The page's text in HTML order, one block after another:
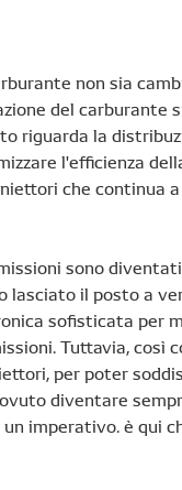
non sia
del carburante
riguarda la
l'efficienza
che continua
sono
lasciato il posto a
sofisticata per
Tuttavia, così
per poter
diventare
imperativo. è qui